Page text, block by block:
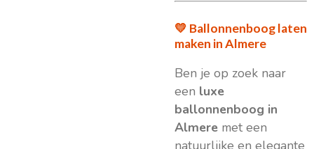
💛 Ballonnenboog laten
maken in Almere
Ben je op zoek naar
een luxe
ballonnenboog in
Almere met een
natuurlijke en elegante